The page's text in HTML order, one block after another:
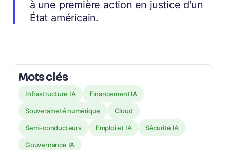
à une première action en justice d'un
État américain.
Mots clés
Infrastructure IA Financement IA
Souveraineté numérique Cloud
Semi-conducteurs Emploi et IA Sécurité IA
Gouvernance IA